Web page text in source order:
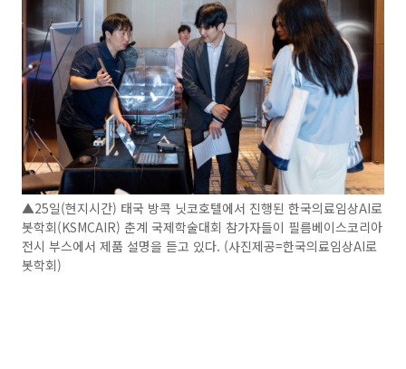
▲25일(현지시간) 태국 방콕 닛코호텔에서 진행된 한국의료임상AI로
봇학회(KSMCAIR) 춘계 국제학술대회 참가자들이 필름베이스코리아
전시 부스에서 제품 설명을 듣고 있다. (사진제공=한국의료임상AI로
봇학회)